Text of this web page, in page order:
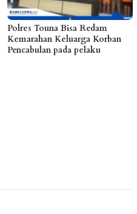
Polres Touna Bisa Redam
Kemarahan Keluarga Korban
Pencabulan pada pelaku